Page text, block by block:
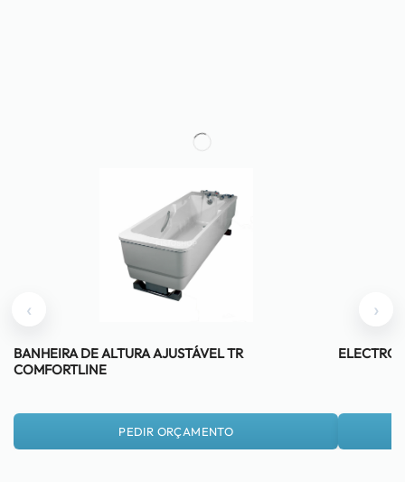
BANHEIRA DE ALTURA AJUSTÁVEL TR
COMFORTLINE
PEDIR ORÇAMENTO
‹ ›